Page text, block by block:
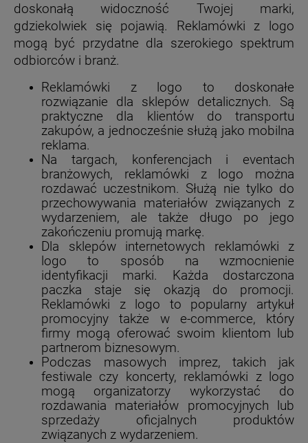
doskonałą widoczność Twojej marki,
gdziekolwiek się pojawią. Reklamówki z logo
mogą być przydatne dla szerokiego spektrum
odbiorców i branż.
Reklamówki z logo to doskonałe
rozwiązanie dla sklepów detalicznych. Są
praktyczne dla klientów do transportu
zakupów, a jednocześnie służą jako mobilna
reklama.
Na targach, konferencjach i eventach
branżowych, reklamówki z logo można
rozdawać uczestnikom. Służą nie tylko do
przechowywania materiałów związanych z
wydarzeniem, ale także długo po jego
zakończeniu promują markę.
Dla sklepów internetowych reklamówki z
logo to sposób na wzmocnienie
identyfikacji marki. Każda dostarczona
paczka staje się okazją do promocji.
Reklamówki z logo to popularny artykuł
promocyjny także w e-commerce, który
firmy mogą oferować swoim klientom lub
partnerom biznesowym.
Podczas masowych imprez, takich jak
festiwale czy koncerty, reklamówki z logo
mogą organizatorzy wykorzystać do
rozdawania materiałów promocyjnych lub
sprzedaży oficjalnych produktów
związanych z wydarzeniem.